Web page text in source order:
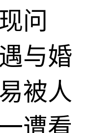
问
与婚
被人
遭看